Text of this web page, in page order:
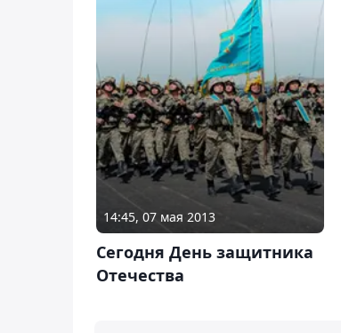
14:45, 07 мая 2013
Сегодня День защитника
Отечества